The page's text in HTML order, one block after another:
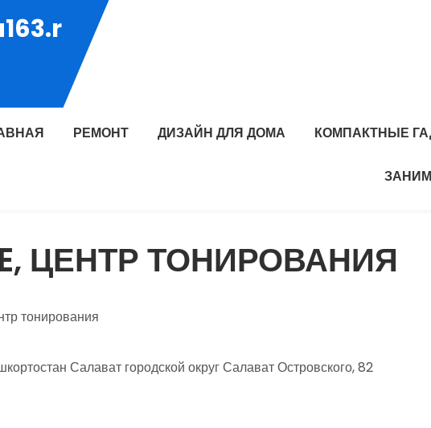
РЕМОНТ ДИЗАЙН ДЛЯ ДОМА КОМПАКТНЫЕ
ЦЕНТР ТОНИРОВАНИЯ
тонирования
Салават городской округ Салават Островского, 82